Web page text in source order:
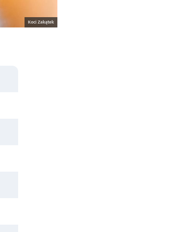
Koci Zakątek